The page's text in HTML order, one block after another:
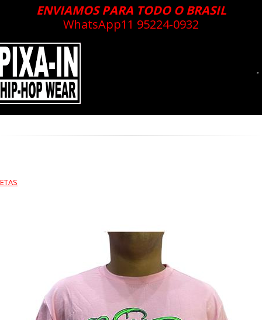
ENVIAMOS PARA TODO O BRASIL
WhatsApp11 95224-0932